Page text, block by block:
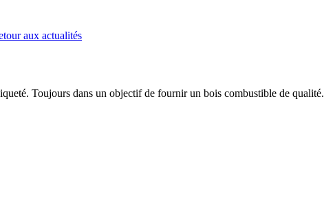
aux actualités
Toujours dans un objectif de fournir un bois combustible de qualité.